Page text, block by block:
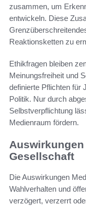
zusammen, um
entwickeln. Diese
Reaktionsketten zu
Ethikfragen bleiben
Meinungsfreiheit und
definierte Pflichten für
Politik. Nur durch
Selbstverpflichtung
Medienraum fördern.
Gesellschaft
Die Auswirkungen
Wahlverhalten und
verzögert, verzerrt